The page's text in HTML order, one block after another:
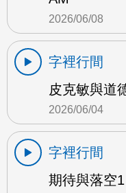
2026/06/08
字裡行間
皮克敏與道
2026/06/04
字裡行間
期待與落空